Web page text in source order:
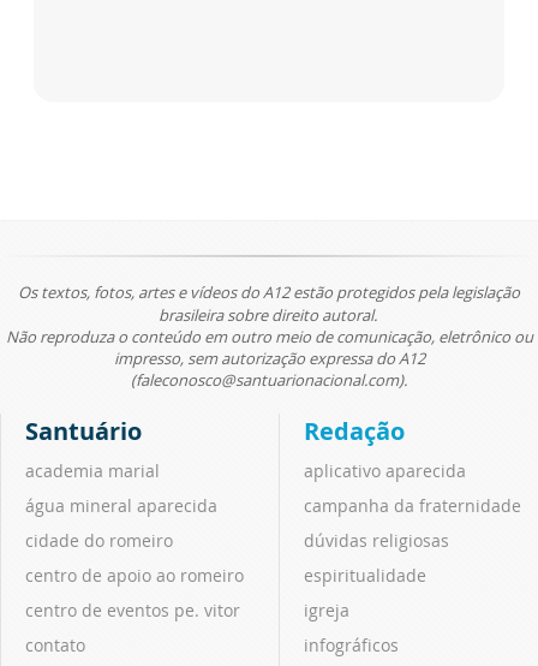
Os textos, fotos, artes e vídeos do A12 estão protegidos pela legislação
brasileira sobre direito autoral.
Não reproduza o conteúdo em outro meio de comunicação, eletrônico ou
impresso, sem autorização expressa do A12
(faleconosco@santuarionacional.com).
Santuário
academia marial
água mineral aparecida
cidade do romeiro
centro de apoio ao romeiro
centro de eventos pe. vitor
contato
Redação
aplicativo aparecida
campanha da fraternidade
dúvidas religiosas
espiritualidade
igreja
infográficos